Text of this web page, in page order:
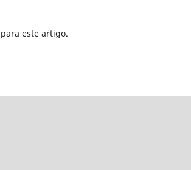
para este artigo.